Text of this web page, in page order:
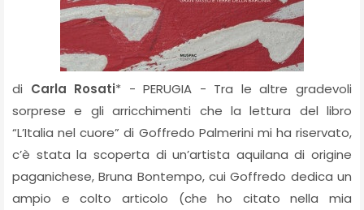
di Carla Rosati* - PERUGIA - Tra le altre gradevoli
sorprese e gli arricchimenti che la lettura del libro
“L’Italia nel cuore” di Goffredo Palmerini mi ha riservato,
c’è stata la scoperta di un’artista aquilana di origine
paganichese, Bruna Bontempo, cui Goffredo dedica un
ampio e colto articolo (che ho citato nella mia